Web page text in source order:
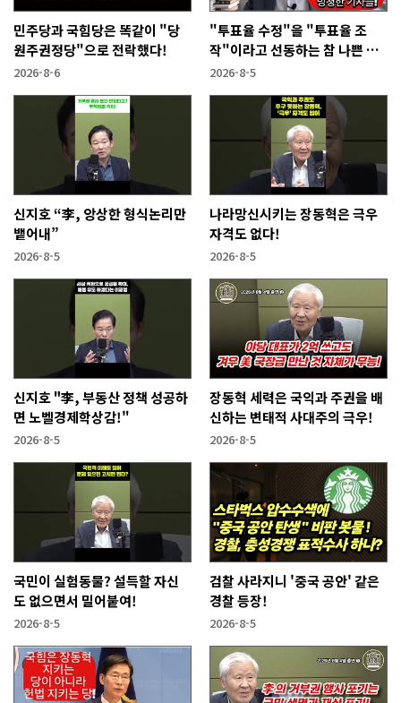
민주당과 국힘당은 똑같이 "당
원주권정당"으로 전락했다!
2026-8-6
"투표율 수정"을 "투표율 조
작"이라고 선동하는 참 나쁜 사
람들!
2026-8-5
신지호 “李, 앙상한 형식논리만
뱉어내”
2026-8-5
나라망신시키는 장동혁은 극우
자격도 없다!
2026-8-5
신지호 "李, 부동산 정책 성공하
면 노벨경제학상감!"
2026-8-5
장동혁 세력은 국익과 주권을 배
신하는 변태적 사대주의 극우!
2026-8-5
국민이 실험동물? 설득할 자신
도 없으면서 밀어붙여!
2026-8-5
검찰 사라지니 '중국 공안' 같은
경찰 등장!
2026-8-5